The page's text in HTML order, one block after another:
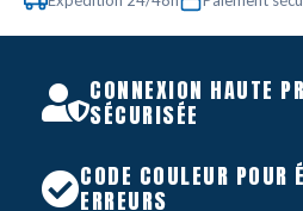
CONNEXION HAUTE
SÉCURISÉE
CODE COULEUR POUR
ERREURS